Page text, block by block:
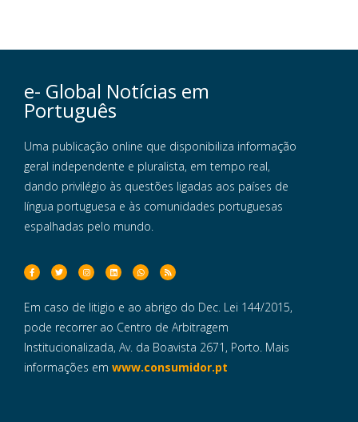
e- Global Notícias em
Português
Uma publicação online que disponibiliza informação
geral independente e pluralista, em tempo real,
dando privilégio às questões ligadas aos países de
língua portuguesa e às comunidades portuguesas
espalhadas pelo mundo.
Em caso de litigio e ao abrigo do Dec. Lei 144/2015,
pode recorrer ao Centro de Arbitragem
Institucionalizada, Av. da Boavista 2671, Porto. Mais
informações em www.consumidor.pt